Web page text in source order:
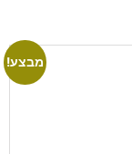
מבצע!